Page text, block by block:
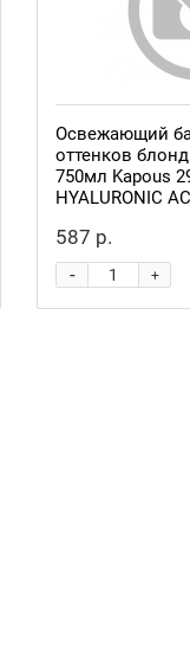
Освежающий
оттенков
750мл Kapous
HYALURONIC
587 р.
+
-